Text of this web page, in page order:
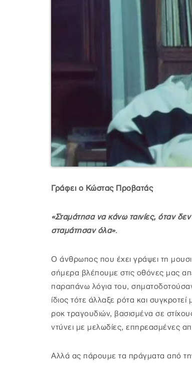
Γράφει ο Κώστας Προβατάς
«Σταμάτησα να κάνω ταινίες, όταν
σταμάτησαν όλα».
Ο άνθρωπος που έχει γράψει τη
σήμερα βλέπουμε στις οθόνες μας
παραπάνω λόγια του,
ίδιος τότε άλλαξε ρότα και
ροκ τραγουδιών, βασισμένα σε
ντύνει με μελωδίες, επηρεασμένες
Αλλά ας πάρουμε τα πράγματα από